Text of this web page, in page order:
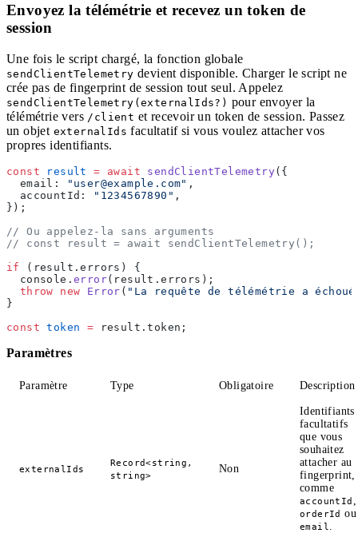
Envoyez la télémétrie et recevez un token de
session
Une fois le script chargé, la fonction globale
sendClientTelemetry devient disponible. Charger le script ne
crée pas de fingerprint de session tout seul. Appelez
sendClientTelemetry(externalIds?) pour envoyer la
télémétrie vers /client et recevoir un token de session. Passez
un objet externalIds facultatif si vous voulez attacher vos
propres identifiants.
const result = await sendClientTelemetry({
  email:
"user@example.com" ,
  accountId:
"1234567890" ,
});
// Ou appelez-la sans arguments
// const result = await sendClientTelemetry();
if
(result.errors) {
  console.
error(result.errors);
  throw
new Error ( "La requête de télémétrie a
}
const token = result.token;
Paramètres
Paramètre Type Obligatoire Description
externalIds
Record<string,
string>
Non
Identifiants
facultatifs
que vous
souhaitez
attacher au
fingerprint,
comme
accountId
orderId ou
email